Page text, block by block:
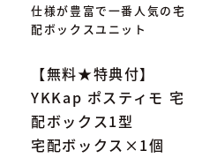
仕様が豊富で一番人気の宅
配ボックスユニット
【無料★特典付】
YKKap ポスティモ 宅
配ボックス1型
宅配ボックス×1個